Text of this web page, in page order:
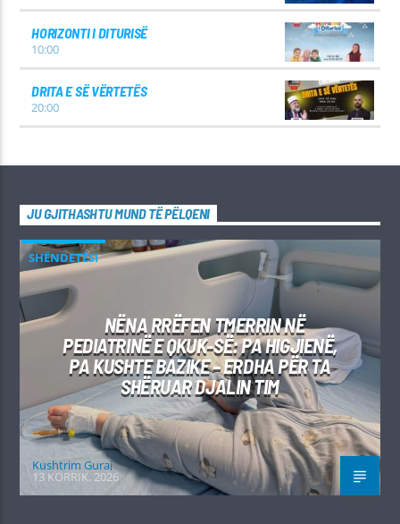
HORIZONTI I DITURISË
10:00
DRITA E SË VËRTETËS
20:00
JU GJITHASHTU MUND TË PËLQENI
SHËNDETËSI
NËNA RRËFEN TMERRIN NË
PEDIATRINË E QKUK-SË: PA HIGJIENË,
PA KUSHTE BAZIKE – ERDHA PËR TA
SHËRUAR DJALIN TIM
Kushtrim Guraj
13 KORRIK, 2026